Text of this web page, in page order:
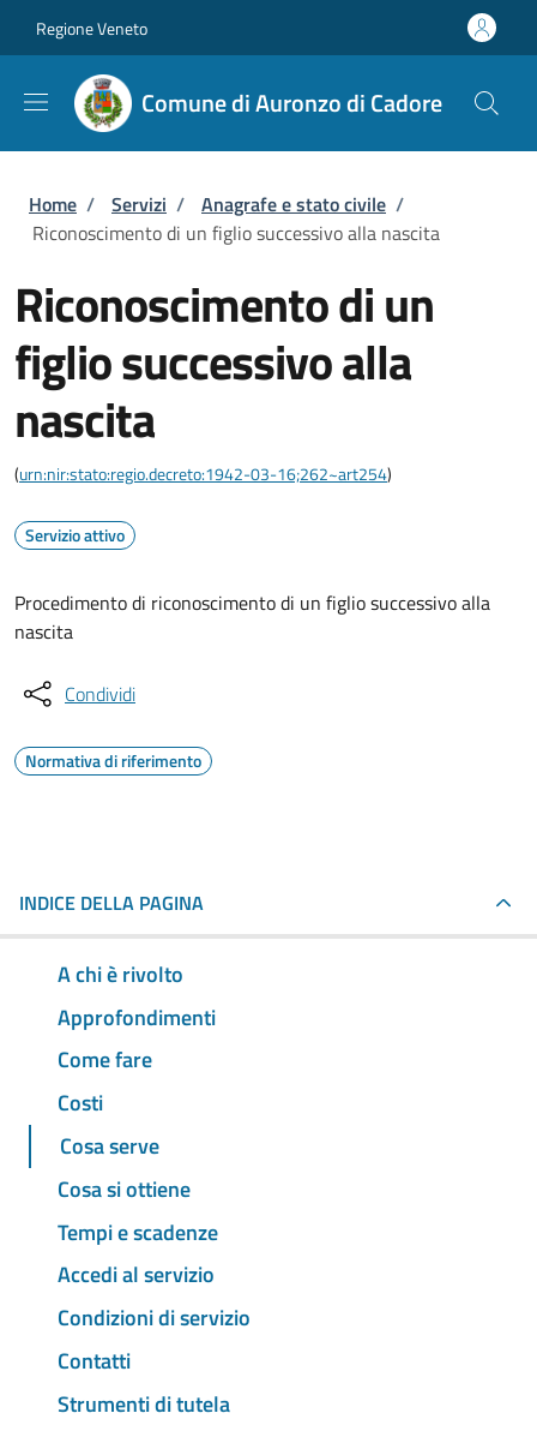
Regione Veneto
Comune di Auronzo di Cadore
Briciole di pane
Home / Servizi / Anagrafe e stato civile /
Riconoscimento di un figlio successivo alla nascita
Riconoscimento di un
figlio successivo alla
nascita
(urn:nir:stato:regio.decreto:1942-03-16;262~art254)
Servizio attivo
Procedimento di riconoscimento di un figlio successivo alla
nascita
Condividi
Normativa di riferimento
INDICE DELLA PAGINA
A chi è rivolto
Approfondimenti
Come fare
Costi
Cosa serve
Cosa si ottiene
Tempi e scadenze
Accedi al servizio
Condizioni di servizio
Contatti
Strumenti di tutela